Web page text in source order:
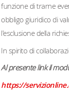
funzione di trarne
obbligo giuridico di
l'esclusione della
In spirito di
Al presente link il
https://